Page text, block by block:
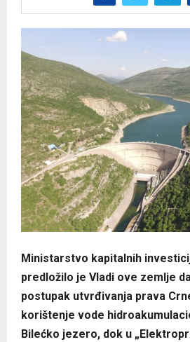
Ministarstvo kapitalnih
predložilo je Vladi ove zemlje
postupak utvrđivanja prava
korištenje vode
Bilećko jezero, dok u